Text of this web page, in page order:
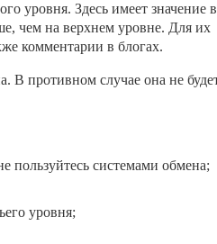
уровня. Здесь имеет значение в
чем на верхнем уровне. Для их
комментарии в блогах.
В противном случае она не
пользуйтесь системами обмена;
уровня;